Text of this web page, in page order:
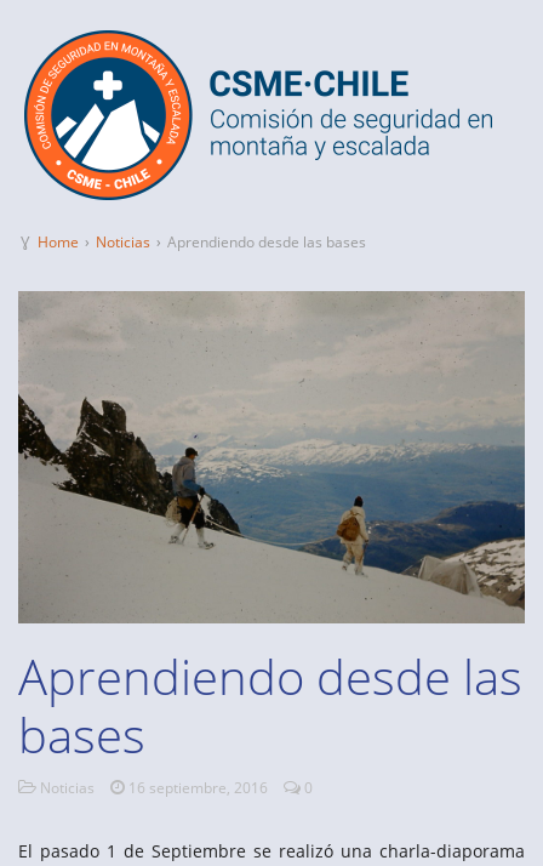
Ɣ Home › Noticias › Aprendiendo desde las bases
Aprendiendo desde las
bases
Noticias 16 septiembre, 2016 0
El pasado 1 de Septiembre se realizó una charla-diaporama